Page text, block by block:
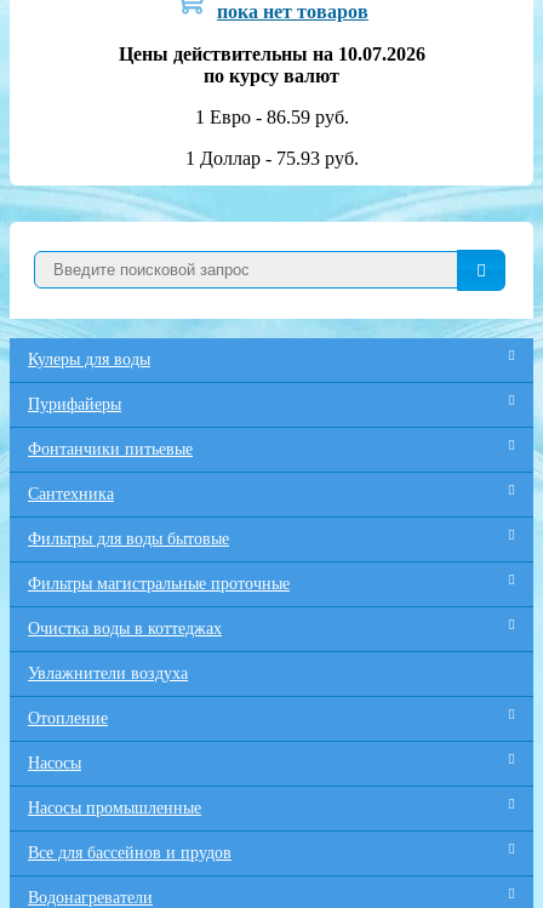
пока нет товаров
Цены действительны на 10.07.2026
по курсу валют
1 Евро - 86.59 руб.
1 Доллар - 75.93 руб.
Кулеры для воды
Пурифайеры
Фонтанчики питьевые
Сантехника
Фильтры для воды бытовые
Фильтры магистральные проточные
Очистка воды в коттеджах
Увлажнители воздуха
Отопление
Насосы
Насосы промышленные
Все для бaссейнов и прудов
Водонагреватели